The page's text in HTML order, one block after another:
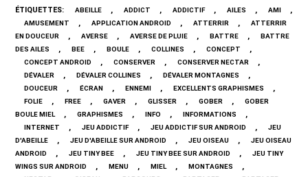
ÉTIQUETTES: ABEILLE , ADDICT , ADDICTIF , AILES , AMI ,
AMUSEMENT , APPLICATION ANDROID , ATTERRIR ,
ATTERRIR
EN DOUCEUR
, AVERSE , AVERSE DE PLUIE , BATTRE ,
BATTRE
DES AILES
, BEE , BOULE , COLLINES , CONCEPT ,
CONCEPT ANDROID , CONSERVER , CONSERVER NECTAR ,
DÉVALER , DÉVALER COLLINES , DÉVALER MONTAGNES ,
DOUCEUR , ÉCRAN , ENNEMI , EXCELLENTS GRAPHISMES ,
FOLIE , FREE , GAVER , GLISSER , GOBER ,
GOBER
BOULE MIEL
, GRAPHISMES , INFO , INFORMATIONS ,
INTERNET , JEU ADDICTIF , JEU ADDICTIF SUR ANDROID ,
JEU
D'ABEILLE
, JEU D'ABEILLE SUR ANDROID , JEU OISEAU ,
JEU OISEAU
ANDROID
, JEU TINY BEE , JEU TINY BEE SUR ANDROID ,
JEU TINY
WINGS SUR ANDROID
, MENU , MIEL , MONTAGNES ,